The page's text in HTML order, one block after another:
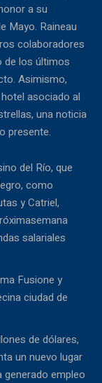
a su
Mayo. Raineau
colaboradores
de los últimos
Asimismo,
asociado al
una noticia
presente.
del Río, que
como
y Catriel,
salariales
Fusione y
ciudad de
de dólares,
un nuevo lugar
empleo